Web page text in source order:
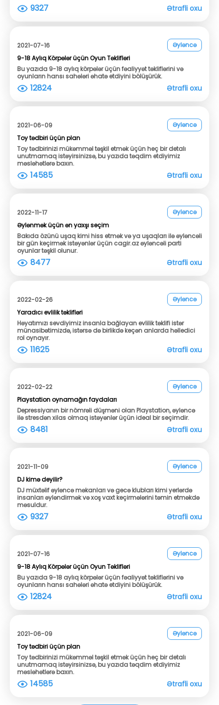
9327 Ətrafli oxu
2021-07-16
Əyləncə
9-18 Aylıq Körpələr üçün Oyun Təklifləri
Bu yazıda 9-18 aylıq körpələr üçün fəaliyyət təkliflərini və
oyunların hansı sahələri əhatə etdiyini bölüşürük.
12824 Ətrafli oxu
2021-06-09
Əyləncə
Toy tədbiri üçün plan
Toy tədbirinizi mükəmməl təşkil etmək üçün heç bir detalı
unutmamaq istəyirsinizsə, bu yazıda təqdim etdiyimiz
məsləhətlərə baxın.
14585 Ətrafli oxu
2022-11-17
Əyləncə
Əylənmək üçün ən yaxşı seçim
Bakıda özünü uşaq kimi hiss etmək və ya uşaqları ilə əyləncəli
bir gün keçirmək istəyənlər üçün cagir.az əyləncəli parti
oyunlar təşkil olunur.
8477 Ətrafli oxu
2022-02-26
Əyləncə
Yaradıcı evlilik təklifləri
Həyatımızı sevdiyimiz insanla bağlayan evlilik təklifi istər
münasibətimizdə, istərsə də birlikdə keçən anlarda həlledici
rol oynayır.
11625 Ətrafli oxu
2022-02-22
Əyləncə
Playstation oynamağın faydaları
Depressiyanın bir nömrəli düşməni olan Playstation, əyləncə
ilə stresdən xilas olmaq istəyənlər üçün ideal bir seçimdir.
8481 Ətrafli oxu
2021-11-09
Əyləncə
DJ kimə deyilir?
DJ müxtəlif əyləncə məkanları və gecə klubları kimi yerlərdə
insanları əyləndirmək və xoş vaxt keçirmələrini təmin etməkdə
məsuldur.
9327 Ətrafli oxu
2021-07-16
Əyləncə
9-18 Aylıq Körpələr üçün Oyun Təklifləri
Bu yazıda 9-18 aylıq körpələr üçün fəaliyyət təkliflərini və
oyunların hansı sahələri əhatə etdiyini bölüşürük.
12824 Ətrafli oxu
2021-06-09
Əyləncə
Toy tədbiri üçün plan
Toy tədbirinizi mükəmməl təşkil etmək üçün heç bir detalı
unutmamaq istəyirsinizsə, bu yazıda təqdim etdiyimiz
məsləhətlərə baxın.
14585 Ətrafli oxu